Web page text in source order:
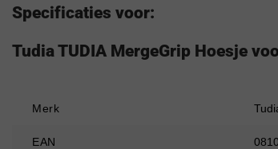
Specificaties voor:
Tudia TUDIA MergeGrip Hoesje
Merk
EAN